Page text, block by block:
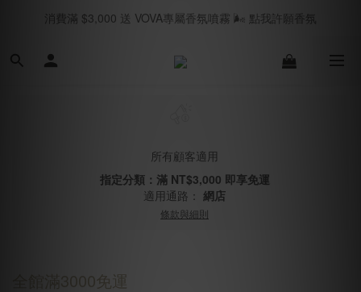
春夏現貨 海島國家旅遊必買🥂｜立即逛逛SHOPNOW
消費滿 $3,000 送 VOVA專屬香氛噴霧 🌬️ 點我許願香氛
七月新品上線 🛎️｜立即逛逛
所有顧客適用
指定分類：滿 NT$3,000 即享免運
適用通路： 網店
條款與細則
全館滿3000免運